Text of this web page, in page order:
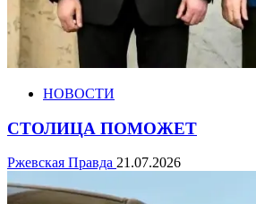
НОВОСТИ
СТОЛИЦА ПОМОЖЕТ
Ржевская Правда 21.07.2026